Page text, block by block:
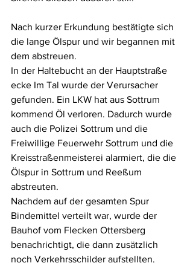
Nach kurzer Erkundung bestätigte sich
die lange Ölspur und wir begannen mit
dem abstreuen.
In der Haltebucht an der Hauptstraße
ecke Im Tal wurde der Verursacher
gefunden. Ein LKW hat aus Sottrum
kommend Öl verloren. Dadurch wurde
auch die Polizei Sottrum und die
Freiwillige Feuerwehr Sottrum und die
Kreisstraßenmeisterei alarmiert, die die
Ölspur in Sottrum und Reeßum
abstreuten.
Nachdem auf der gesamten Spur
Bindemittel verteilt war, wurde der
Bauhof vom Flecken Ottersberg
benachrichtigt, die dann zusätzlich
noch Verkehrsschilder aufstellten.